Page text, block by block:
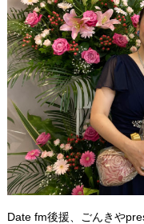
Date fm後援、ごんきや